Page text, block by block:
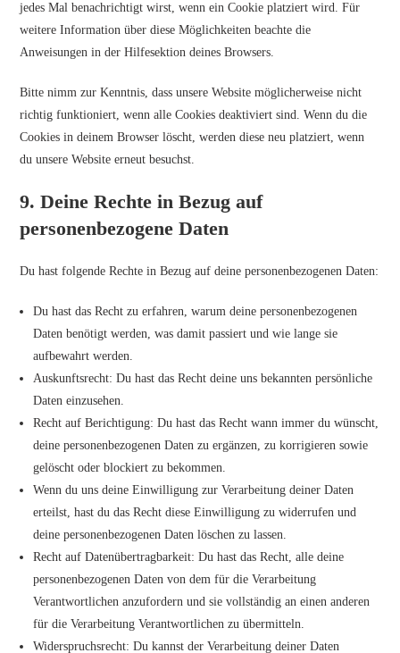
jedes Mal benachrichtigt wirst, wenn ein Cookie platziert wird. Für
weitere Information über diese Möglichkeiten beachte die
Anweisungen in der Hilfesektion deines Browsers.
Bitte nimm zur Kenntnis, dass unsere Website möglicherweise nicht
richtig funktioniert, wenn alle Cookies deaktiviert sind. Wenn du die
Cookies in deinem Browser löscht, werden diese neu platziert, wenn
du unsere Website erneut besuchst.
9. Deine Rechte in Bezug auf
personenbezogene Daten
Du hast folgende Rechte in Bezug auf deine personenbezogenen Daten:
Du hast das Recht zu erfahren, warum deine personenbezogenen
Daten benötigt werden, was damit passiert und wie lange sie
aufbewahrt werden.
Auskunftsrecht: Du hast das Recht deine uns bekannten persönliche
Daten einzusehen.
Recht auf Berichtigung: Du hast das Recht wann immer du wünscht,
deine personenbezogenen Daten zu ergänzen, zu korrigieren sowie
gelöscht oder blockiert zu bekommen.
Wenn du uns deine Einwilligung zur Verarbeitung deiner Daten
erteilst, hast du das Recht diese Einwilligung zu widerrufen und
deine personenbezogenen Daten löschen zu lassen.
Recht auf Datenübertragbarkeit: Du hast das Recht, alle deine
personenbezogenen Daten von dem für die Verarbeitung
Verantwortlichen anzufordern und sie vollständig an einen anderen
für die Verarbeitung Verantwortlichen zu übermitteln.
Widerspruchsrecht: Du kannst der Verarbeitung deiner Daten